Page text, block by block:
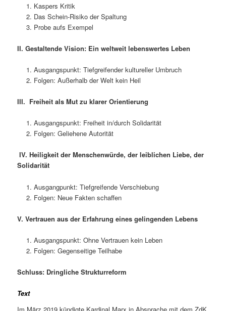
Kaspers Kritik
Das Schein-Risiko der Spaltung
Probe aufs Exempel
II. Gestaltende Vision: Ein weltweit lebenswertes Leben
Ausgangspunkt: Tiefgreifender kultureller Umbruch
Folgen: Außerhalb der Welt kein Heil
III. Freiheit als Mut zu klarer Orientierung
Ausgangspunkt: Freiheit in/durch Solidarität
Folgen: Geliehene Autorität
IV.Heiligkeit der Menschenwürde, der leiblichen Liebe, der
Solidarität
Ausgangpunkt: Tiefgreifende Verschiebung
Folgen: Neue Fakten schaffen
V. Vertrauen aus der Erfahrung eines gelingenden Lebens
Ausgangspunkt: Ohne Vertrauen kein Leben
Folgen: Gegenseitige Teilhabe
Schluss: Dringliche Strukturreform
Text
Im März 2019 kündigte Kardinal Marx in Absprache mit dem ZdK